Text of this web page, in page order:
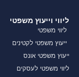
ליווי וייעוץ משפטי
ליווי משפטי
ייעוץ משפטי לקטינים
ייעוץ משפטי אונס
ליווי משפטי לעסקים